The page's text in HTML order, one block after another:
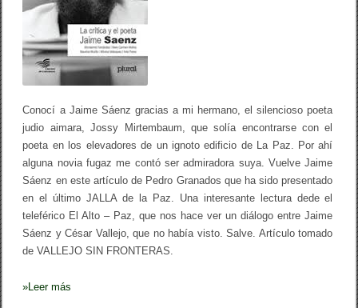
n
a
l
l
a
i
t
e
m
a
u
m
G
Conocí a Jaime Sáenz gracias a mi hermano, el silencioso poeta
judio aimara, Jossy Mirtembaum, que solía encontrarse con el
poeta en los elevadores de un ignoto edificio de La Paz. Por ahí
alguna novia fugaz me contó ser admiradora suya. Vuelve Jaime
Sáenz en este artículo de Pedro Granados que ha sido presentado
en el último JALLA de la Paz. Una interesante lectura dede el
teleférico El Alto – Paz, que nos hace ver un diálogo entre Jaime
Sáenz y César Vallejo, que no había visto. Salve. Artículo tomado
de VALLEJO SIN FRONTERAS.
»Leer más